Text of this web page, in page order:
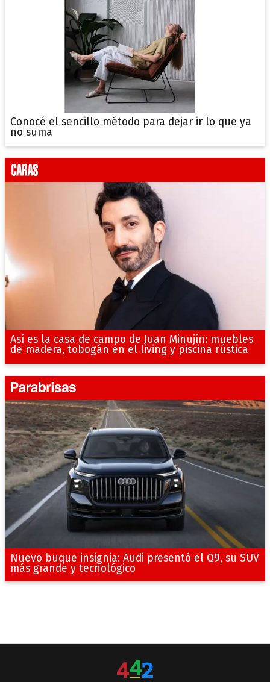
Conocé el sencillo método para dejar ir lo que ya
no suma
Así es la casa de campo de Juan Minujín: muebles
de madera, tobogán en el living y piscina rústica
Nuevo buque insignia: Audi presentó el Q9, su SUV
más grande y tecnológico